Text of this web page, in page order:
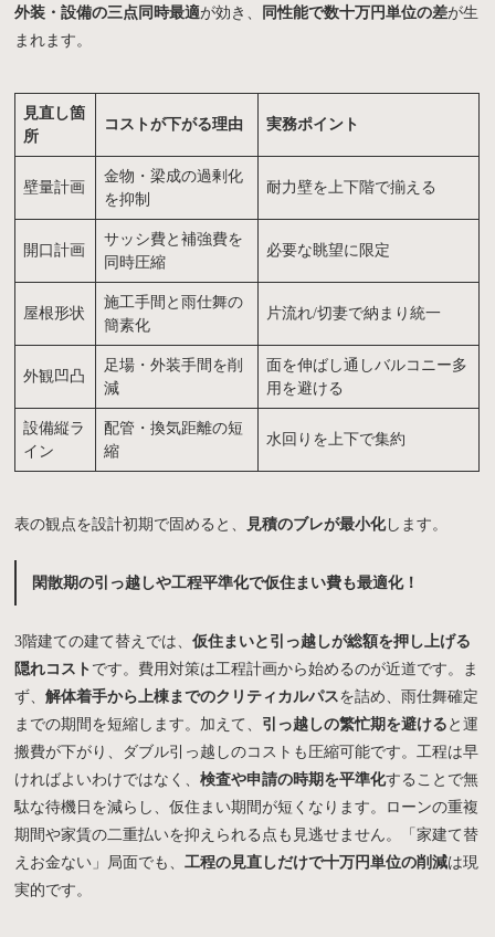
外装・設備の三点同時最適が効き、 同性能で数十万円単位の差が生
まれます。
見直し箇
所
コストが下がる理由 実務ポイント
壁量計画
金物・梁成の過剰化
を抑制
耐力壁を上下階で揃える
開口計画
サッシ費と補強費を
同時圧縮
必要な眺望に限定
屋根形状
施工手間と雨仕舞の
簡素化
片流れ/切妻で納まり統一
外観凹凸
足場・外装手間を削
減
面を伸ばし通しバルコニー多
用を避ける
設備縦ラ
イン
配管・換気距離の短
縮
水回りを上下で集約
表の観点を設計初期で固めると、 見積のブレが最小化します。
閑散期の引っ越しや工程平準化で仮住まい費も最適化！
3階建ての建て替えでは、仮住まいと引っ越しが総額を押し上げる
隠れコスト です。費用対策は工程計画から始めるのが近道です。ま
ず、解体着手から上棟までのクリティカルパスを詰め、雨仕舞確定
までの期間を短縮します。加えて、 引っ越しの繁忙期を避ける と運
搬費が下がり、ダブル引っ越しのコストも圧縮可能です。工程は早
ければよいわけではなく、検査や申請の時期を平準化することで無
駄な待機日を減らし、仮住まい期間が短くなります。ローンの重複
期間や家賃の二重払いを抑えられる点も見逃せません。「家建て替
えお金ない」局面でも、工程の見直しだけで十万円単位の削減は現
実的です。